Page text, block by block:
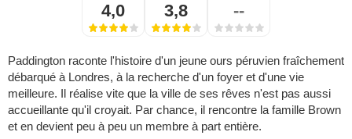
4,0 3,8 --
Paddington raconte l'histoire d'un jeune ours péruvien fraîchement
débarqué à Londres, à la recherche d'un foyer et d'une vie
meilleure. Il réalise vite que la ville de ses rêves n'est pas aussi
accueillante qu'il croyait. Par chance, il rencontre la famille Brown
et en devient peu à peu un membre à part entière.